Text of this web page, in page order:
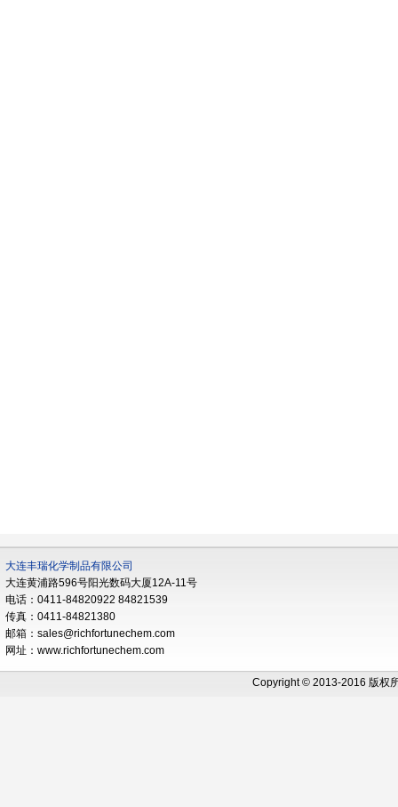
大连丰瑞化学制品有限公司
大连黄浦路596号阳光数码大厦12A-11号
电话：0411-84820922 84821539
传真：0411-84821380
邮箱：sales@richfortunechem.com
网址：www.richfortunechem.com
Copyright © 2013-2016 版权